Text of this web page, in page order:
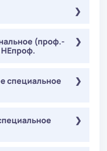
):
по
(проф.-
НЕпроф.
):
по
специальное
):
по